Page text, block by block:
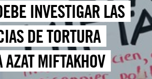
INVESTIGAR LAS
DE TORTURA
AZAT MIFTAKHOV